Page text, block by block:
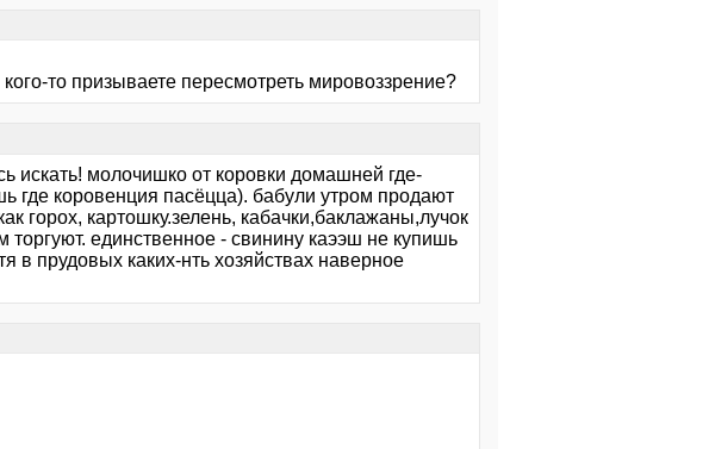
то призываете пересмотреть мировоззрение?
искать! молочишко от коровки домашней где-
где коровенция пасёцца). бабули утром продают
горох, картошку.зелень, кабачки,баклажаны,лучок
единственное - свинину каээш не купишь
в прудовых каких-нть хозяйствах наверное